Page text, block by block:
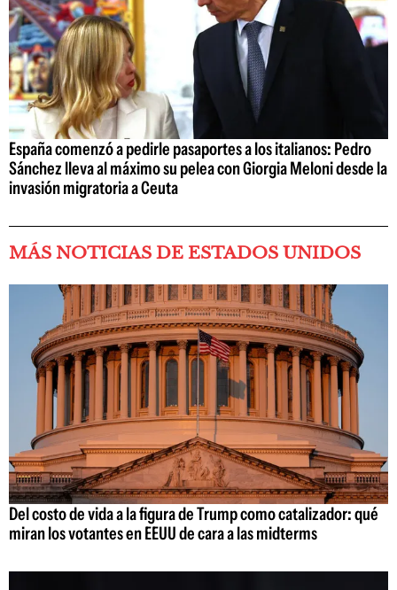
España comenzó a pedirle pasaportes a los italianos: Pedro
Sánchez lleva al máximo su pelea con Giorgia Meloni desde la
invasión migratoria a Ceuta
MÁS NOTICIAS DE ESTADOS UNIDOS
Del costo de vida a la figura de Trump como catalizador: qué
miran los votantes en EEUU de cara a las midterms